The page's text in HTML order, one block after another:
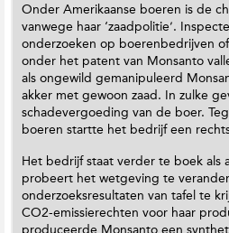
Onder Amerikaanse boeren is de
vanwege haar ‘zaadpolitie’.
onderzoeken op boerenbedrijven
onder het patent van Monsanto
als ongewild gemanipuleerd
akker met gewoon zaad. In zulke
schadevergoeding van de boer.
boeren startte het bedrijf een
Het bedrijf staat verder te boek als
probeert het wetgeving te
onderzoeksresultaten van tafel te
CO2-emissierechten voor haar
produceerde Monsanto een